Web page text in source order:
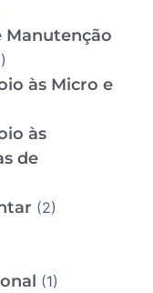
Manutenção
às Micro e
às
de
(2)
(1)